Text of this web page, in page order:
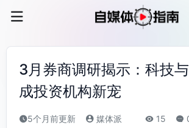
3月券商调研揭示：科技
成投资机构新宠
5个月前更新 媒体派 15